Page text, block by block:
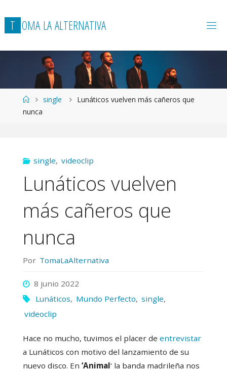
T OMA LAALTERNATIVA
Página
de
single
Lunáticos vuelven más cañeros que
nunca
single, videoclip
Lunáticos vuelven
más cañeros que
nunca
Por TomaLaAlternativa
8 junio 2022
Lunáticos, Mundo Perfecto, single,
videoclip
Hace no mucho, tuvimos el placer de entrevistar
a Lunáticos con motivo del lanzamiento de su
nuevo disco. En ‘Animal‘ la banda madrileña nos